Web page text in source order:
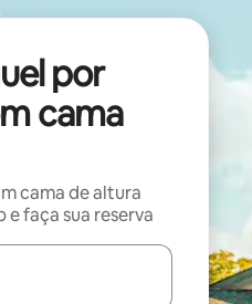
por
cama
cama de altura
e faça sua reserva
disponíveis, explore-os